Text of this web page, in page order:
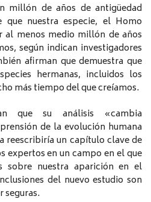
millón de años de antigüedad
que nuestra especie, el Homo
al menos medio millón de años
según indican investigadores
afirman que demuestra que
hermanas, incluidos los
más tiempo del que creíamos.
que su análisis «cambia
de la evolución humana
reescribiría un capítulo clave de
expertos en un campo en el que
sobre nuestra aparición en el
del nuevo estudio son
seguras.